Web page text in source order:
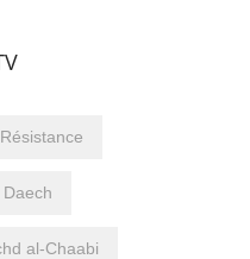
Résistance
Daech
al-Chaabi